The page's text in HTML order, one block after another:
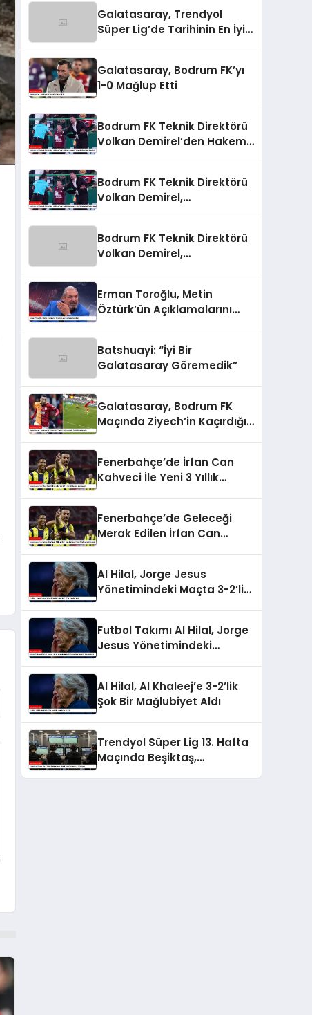
Galatasaray, Trendyol
Süper Lig’de Tarihinin En İyi
Galatasaray, Bodrum FK’yı
1-0 Mağlup Etti
Bodrum FK Teknik Direktörü
Volkan Demirel’den Hakem
Bodrum FK Teknik Direktörü
Volkan Demirel,
Bodrum FK Teknik Direktörü
Volkan Demirel,
Erman Toroğlu, Metin
Öztürk’ün Açıklamalarını
Batshuayi: “İyi Bir
Galatasaray Göremedik”
Galatasaray, Bodrum FK
Maçında Ziyech’in Kaçırdığı
Fenerbahçe’de İrfan Can
Kahveci İle Yeni 3 Yıllık
Fenerbahçe’de Geleceği
Merak Edilen İrfan Can
Al Hilal, Jorge Jesus
Yönetimindeki Maçta 3-2’lik
Futbol Takımı Al Hilal, Jorge
Jesus Yönetimindeki
Al Hilal, Al Khaleej’e 3-2’lik
Şok Bir Mağlubiyet Aldı
Trendyol Süper Lig 13. Hafta
Maçında Beşiktaş,